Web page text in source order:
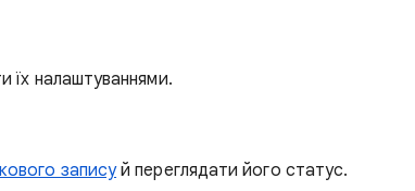
їх налаштуваннями.
записуй переглядати його статус.